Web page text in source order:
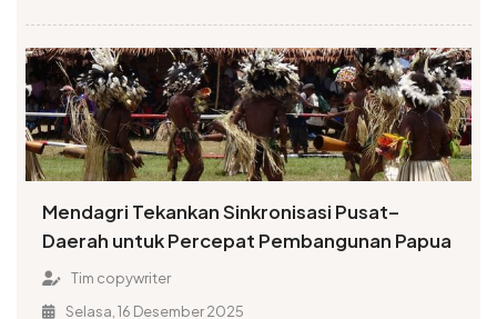
Mendagri Tekankan Sinkronisasi Pusat–
Daerah untuk Percepat Pembangunan Papua
Tim copywriter
Selasa, 16 Desember 2025